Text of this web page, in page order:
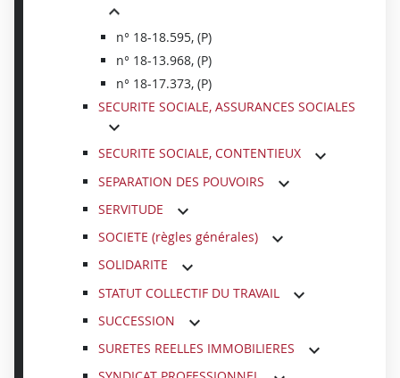
n° 18-18.595, (P)
n° 18-13.968, (P)
n° 18-17.373, (P)
SECURITE SOCIALE, ASSURANCES SOCIALES
SECURITE SOCIALE, CONTENTIEUX
SEPARATION DES POUVOIRS
SERVITUDE
SOCIETE (règles générales)
SOLIDARITE
STATUT COLLECTIF DU TRAVAIL
SUCCESSION
SURETES REELLES IMMOBILIERES